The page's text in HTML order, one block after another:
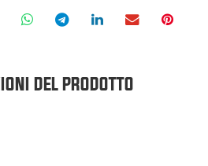
DEL PRODOTTO